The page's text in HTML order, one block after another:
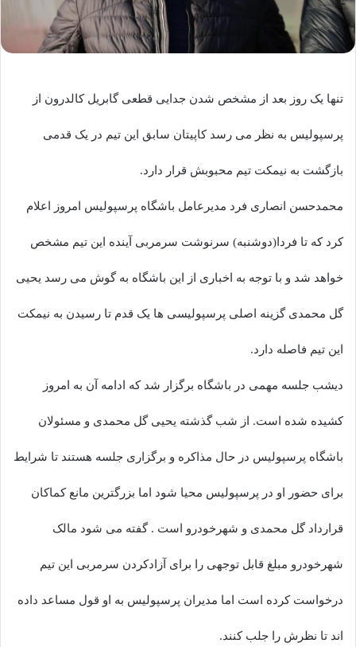
تنها یک روز بعد از مشخص شدن جدایی قطعی گابریل کالدرون از
پرسپولیس به نظر می رسد کاپیتان سابق این تیم در یک قدمی
بازگشت به نیمکت تیم محبوبش قرار دارد.
محمدحسن انصاری فرد مدیرعامل باشگاه پرسپولیس امروز اعلام
کرد که تا فردا(دوشنبه) سرنوشت سرمربی آینده این تیم مشخص
خواهد شد و با توجه به اخباری از این باشگاه به گوش می رسد یحیی
گل محمدی گزینه اصلی پرسپولیسی ها یک قدم تا رسیدن به نیمکت
این تیم فاصله دارد.
دیشب جلسه مهمی در باشگاه برگزار شد که ادامه آن به امروز
کشیده شده است. از شب گذشته یحیی گل محمدی و مسئولان
باشگاه پرسپولیس در حال مذاکره و برگزاری جلسه هستند تا شرایط
برای حضور او در پرسپولیس محیا شود اما بزرگترین مانع کماکان
قرارداد گل محمدی و شهرخودرو است . گفته می شود مالک
شهرخودرو مبلغ قابل توجهی را برای آزادکردن سرمربی این تیم
درخواست کرده است اما مدیران پرسپولیس به او قول مساعد داده
اند تا نظرش را جلب کنند.